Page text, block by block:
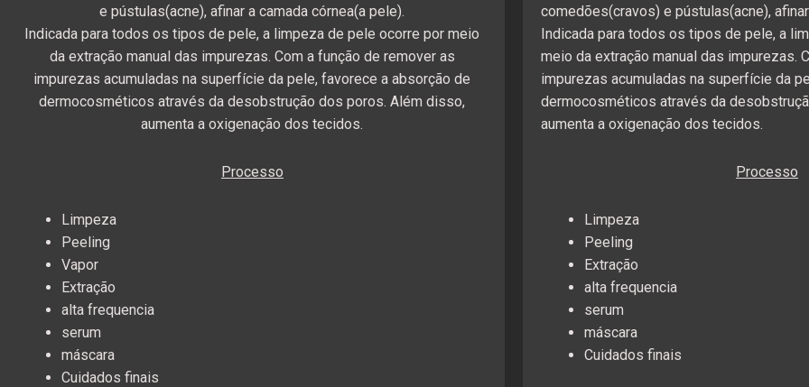
e pústulas(acne), afinar a camada córnea(a pele).
Indicada para todos os tipos de pele, a limpeza de pele ocorre por meio
da extração manual das impurezas. Com a função de remover as
impurezas acumuladas na superfície da pele, favorece a absorção de
dermocosméticos através da desobstrução dos poros. Além disso,
aumenta a oxigenação dos tecidos.
Processo
Limpeza
Peeling
Vapor
Extração
alta frequencia
serum
máscara
Cuidados finais
comedões(cravos) e pústulas(acne),
Indicada para todos os tipos de pele, a
meio da extração manual das impurezas.
impurezas acumuladas na superfície da
dermocosméticos através da
aumenta a oxigenação dos tecidos.
Processo
Limpeza
Peeling
Extração
alta frequencia
serum
máscara
Cuidados finais